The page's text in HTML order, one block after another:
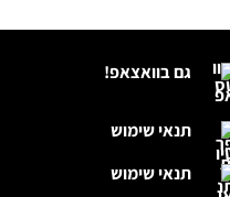
גם בוואצאפ!
תנאי שימוש
תנאי שימוש